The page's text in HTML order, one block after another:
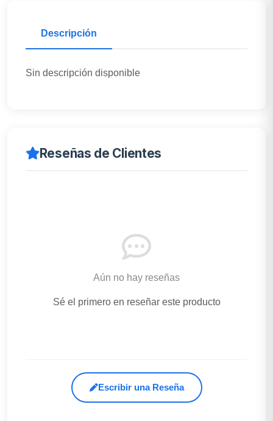
Descripción
Sin descripción disponible
Reseñas de Clientes
Aún no hay reseñas
Sé el primero en reseñar este producto
Escribir una Reseña